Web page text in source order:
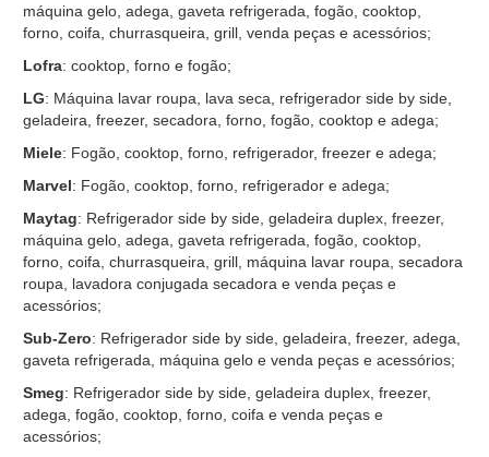
máquina gelo, adega, gaveta refrigerada, fogão, cooktop,
forno, coifa, churrasqueira, grill, venda peças e acessórios;
Lofra: cooktop, forno e fogão;
LG: Máquina lavar roupa, lava seca, refrigerador side by side,
geladeira, freezer, secadora, forno, fogão, cooktop e adega;
Miele: Fogão, cooktop, forno, refrigerador, freezer e adega;
Marvel: Fogão, cooktop, forno, refrigerador e adega;
Maytag: Refrigerador side by side, geladeira duplex, freezer,
máquina gelo, adega, gaveta refrigerada, fogão, cooktop,
forno, coifa, churrasqueira, grill, máquina lavar roupa, secadora
roupa, lavadora conjugada secadora e venda peças e
acessórios;
Sub-Zero: Refrigerador side by side, geladeira, freezer, adega,
gaveta refrigerada, máquina gelo e venda peças e acessórios;
Smeg: Refrigerador side by side, geladeira duplex, freezer,
adega, fogão, cooktop, forno, coifa e venda peças e
acessórios;